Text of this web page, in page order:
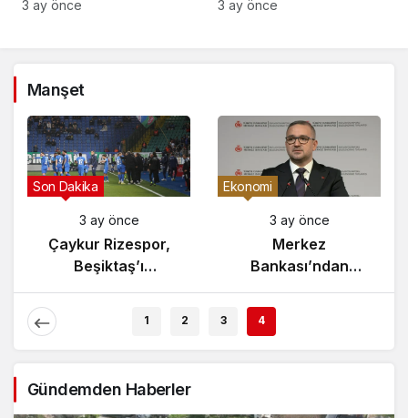
3 ay önce 3 ay önce
Manşet
Gündem
3 ay önce
Yunanistan’da
Zeybek Tartışması
Alevlendi!
Son Dakika
3 ay önce
Çaykur Rizespor,
Beşiktaş’ı
Ağırlıyor!
1 2 3 4
Gündemden Haberler